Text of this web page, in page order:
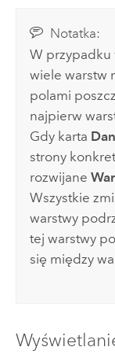
Notatka:
W przypadku
wiele warstw
polami
najpierw
Gdy karta
strony
rozwijane
Wszystkie
warstwy
tej warstwy
się między